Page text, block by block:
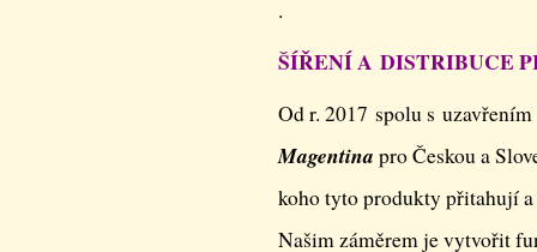
.
ŠÍŘENÍ A DISTRIBUCE
Od r. 2017 spolu s
Magentina pro Českou a
koho tyto produkty přitahují
Našim záměrem je vytvořit